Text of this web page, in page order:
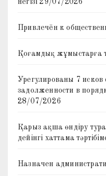
негізі 29/07/2026
Привлечён к
Қоғамдық жұмыстарға
Урегулированы 7 исков
задолженности в
28/07/2026
Қарыз ақша өндіру
дейінгі хаттама
Назначен